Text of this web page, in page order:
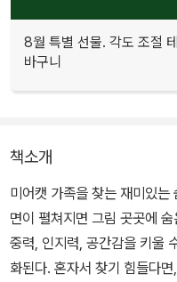
8월 특별 선물. 각도 조절
바구니
책소개
미어캣 가족을 찾는 재미있
면이 펼쳐지면 그림 곳곳에
중력, 인지력, 공간감을 키울
화된다. 혼자서 찾기 힘들다